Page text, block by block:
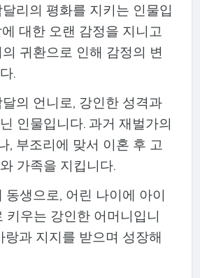
리의 평화를 지키는 인물입
대한 오랜 감정을 지니고
귀환으로 인해 감정의 변
.
의 언니로, 강인한 성격과
인물입니다. 과거 재벌가의
, 부조리에 맞서 이혼 후 고
가족을 지킵니다.
동생으로, 어린 나이에 아이
키우는 강인한 어머니입니
랑과 지지를 받으며 성장해